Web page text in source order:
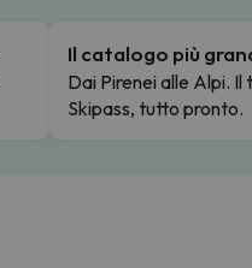
Il catalogo più
Dai Pirenei alle Alpi. Il
Skipass, tutto pronto.